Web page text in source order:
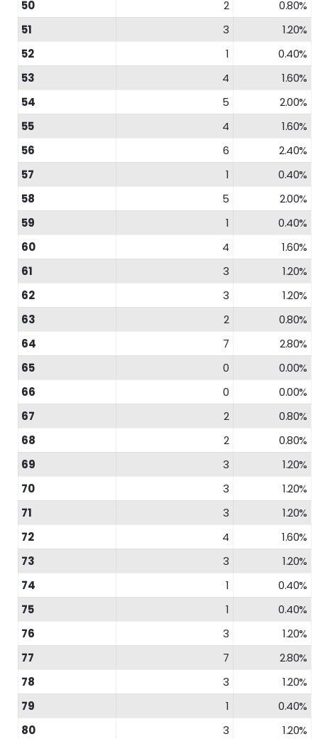
50 2
0.80%
51
3
1.20%
52
1
0.40%
53
4
1.60%
54
5
2.00%
55
4
1.60%
56
6
2.40%
57
1
0.40%
58
5
2.00%
59
1
0.40%
60
4
1.60%
61
3
1.20%
62
3
1.20%
63
2
0.80%
64
7
2.80%
65
0
0.00%
66
0
0.00%
67
2
0.80%
68
2
0.80%
69
3
1.20%
70
3
1.20%
71
3
1.20%
72
4
1.60%
73
3
1.20%
74
1
0.40%
75
1
0.40%
76
3
1.20%
77
7
2.80%
78
3
1.20%
79
1
0.40%
80
3
1.20%